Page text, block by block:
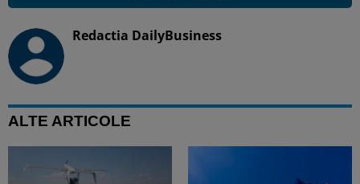
Redactia DailyBusiness
ALTE ARTICOLE